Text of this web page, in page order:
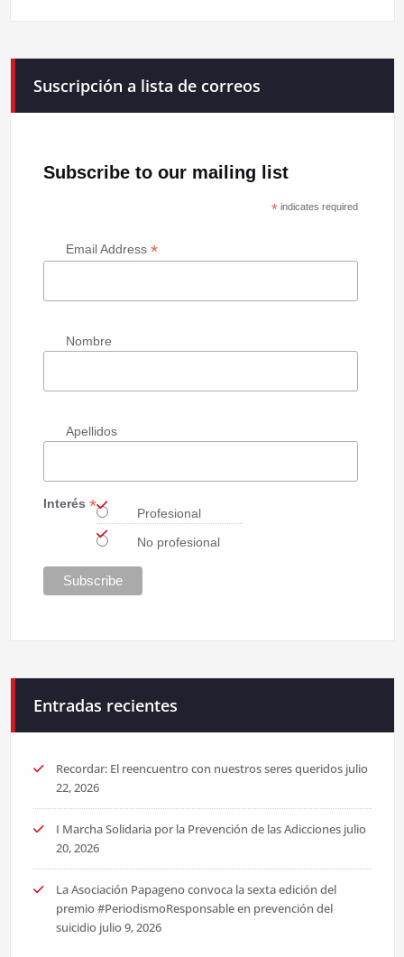
Suscripción a lista de correos
Subscribe to our mailing list
*indicates required
Email Address *
Nombre
Apellidos
Interés *
Profesional
No profesional
Entradas recientes
Recordar: El reencuentro con nuestros seres queridos julio
22, 2026
I Marcha Solidaria por la Prevención de las Adicciones julio
20, 2026
La Asociación Papageno convoca la sexta edición del
premio #PeriodismoResponsable en prevención del
suicidio julio 9, 2026